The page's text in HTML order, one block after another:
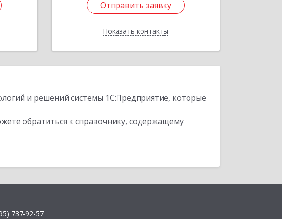
Отправить заявку
Показать контакты
Отправить заявку
Назад
и решений системы 1С:Предприятие, которые
обратиться к справочнику, содержащему
737-92-57